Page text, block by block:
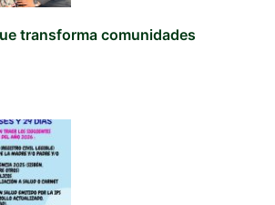
transforma comunidades